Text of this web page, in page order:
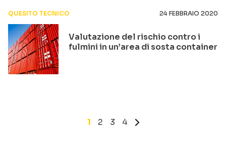
QUESITO TECNICO 24 FEBBRAIO 2020
Valutazione del rischio contro i
fulmini in un’area di sosta container
1 2 3 4 »